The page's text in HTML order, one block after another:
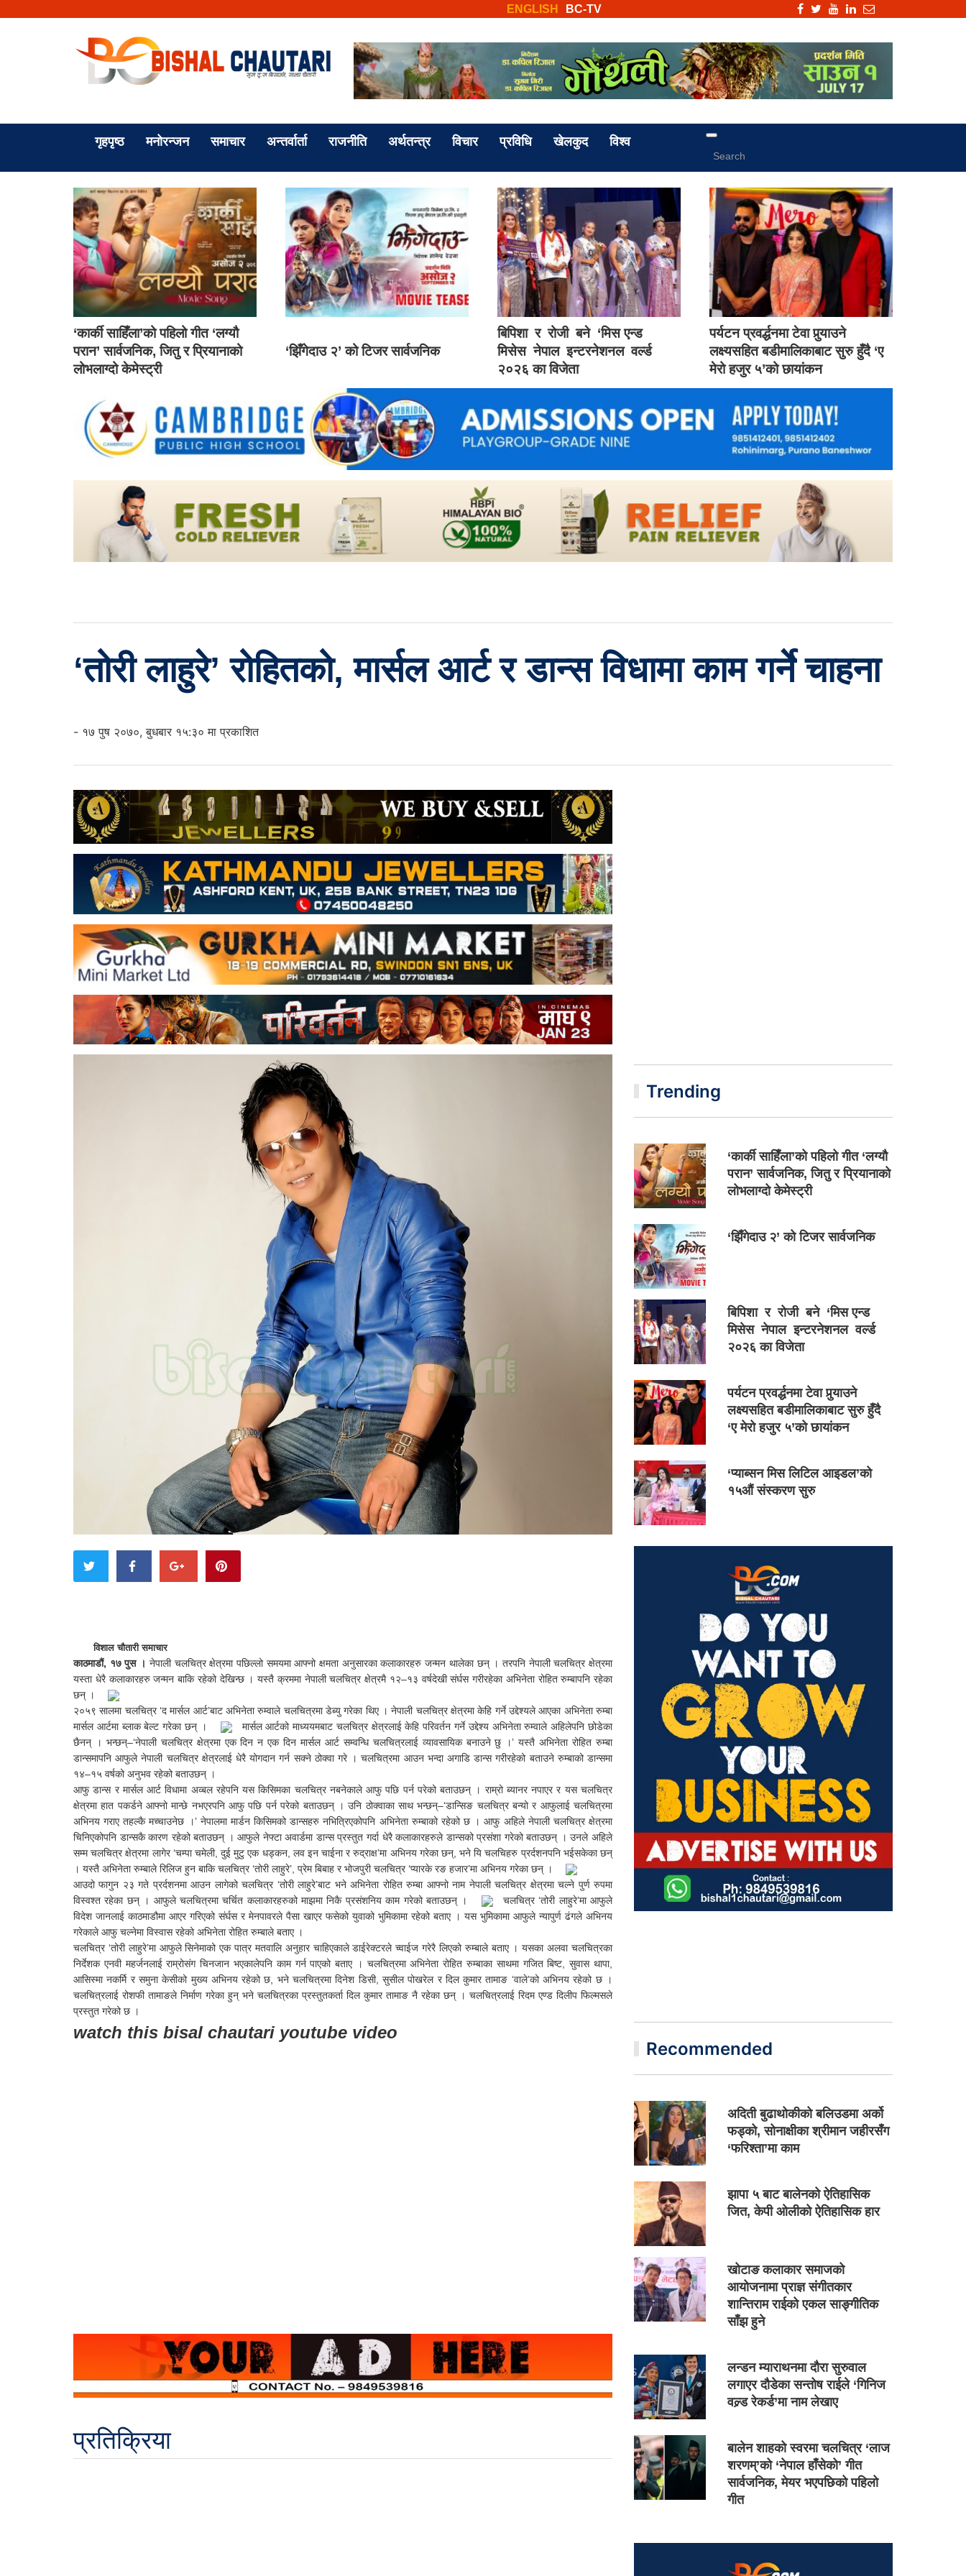
BC-TV
ENGLISH
गृहपृष्ठ मनोरन्जन समाचार अन्तर्वार्ता राजनीति अर्थतन्त्र विचार प्रविधि खेलकुद विश्व
‘कार्की साहिँला’को पहिलो गीत ‘लग्यौ
परान’ सार्वजनिक, जितु र प्रियानाको
लोभलाग्दो केमेस्ट्री
‘झिँगेदाउ २’ को टिजर सार्वजनिक
बिपिशा र रोजी बने ‘मिस एन्ड
मिसेस नेपाल इन्टरनेशनल वर्ल्ड
२०२६ का विजेता
पर्यटन प्रवर्द्धनमा टेवा पुर्‍याउने
लक्ष्यसहित बडीमालिकाबाट सुरु हुँदै ‘ए
मेरो हजुर ५’को छायांकन
‘तोरी लाहुरे’ रोहितको, मार्सल आर्ट र डान्स विधामा काम गर्ने चाहना
- १७ पुष २०७०, बुधबार १५:३० मा प्रकाशित
विशाल चौतारी समाचार
काठमाडौं, १७ पुस । नेपाली चलचित्र क्षेत्रमा पछिल्लो समयमा आफ्नो क्षमता अनुसारका कलाकारहरु जन्मन थालेका छन् । तरपनि नेपाली चलचित्र क्षेत्रमा
यस्ता धेरै कलाकारहरु जन्मन बाकि रहेको देखिन्छ । यस्तै क्रममा नेपाली चलचित्र क्षेत्रमै १२–१३ वर्षदेखी संर्घस गरीरहेका अभिनेता रोहित रुम्बापनि रहेका
छन् ।
२०५९ सालमा चलचित्र ‘द मार्सल आर्ट’बाट अभिनेता रुम्वाले चलचित्रमा डेब्यु गरेका थिए । नेपाली चलचित्र क्षेत्रमा केहि गर्ने उद्देश्यले आएका अभिनेता रुम्बा
मार्सल आर्टमा ब्लाक बेल्ट गरेका छन् ।
मार्सल आर्टको माध्ययमबाट चलचित्र क्षेत्रलाई केहि परिवर्तन गर्ने उद्देश्य अभिनेता रुम्वाले अहिलेपनि छोडेका
छैनन् । भन्छन्–‘नेपाली चलचित्र क्षेत्रमा एक दिन न एक दिन मार्सल आर्ट सम्वन्धि चलचित्रलाई व्यावसायिक बनाउने छु ।’ यस्तै अभिनेता रोहित रुम्बा
डान्समापनि आफुले नेपाली चलचित्र क्षेत्रलाई धेरै योगदान गर्न सक्ने ठोक्वा गरे । चलचित्रमा आउन भन्दा अगाडि डान्स गरीरहेको बताउने रुम्बाको डान्समा
१४–१५ वर्षको अनुभव रहेको बताउछन् ।
आफु डान्स र मार्सल आर्ट विधामा अव्बल रहेपनि यस किसिमका चलचित्र नबनेकाले आफु पछि पर्न परेको बताउछन् । राम्रो ब्यानर नपाएर र यस चलचित्र
क्षेत्रमा हात पकर्डने आफ्नो मान्छे नभएरपनि आफु पछि पर्न परेको बताउछन् । उनि ठोक्वाका साथ भन्छन्–‘डान्सिङ चलचित्र बन्यो र आफुलाई चलचित्रमा
अभिनय गराए तहल्कै मच्चाउनेछ ।’ नेपालमा मार्डन किसिमको डान्सहरु नभित्रिएकोपनि अभिनेता रुम्बाको रहेको छ । आफु अहिले नेपाली चलचित्र क्षेत्रमा
चिनिएकोपनि डान्सकै कारण रहेको बताउछन् । आफुले नेफ्टा अवार्डमा डान्स प्रस्तुत गर्दा धेरै कलाकारहरुले डान्सको प्रसंशा गरेको बताउछन् । उनले अहिले
सम्म चलचित्र क्षेत्रमा लागेर ‘चम्पा चमेली, दुई मुटु एक धड्कन, लव इन चाईना र रुद्राक्ष’मा अभिनय गरेका छन्, भने यि चलचिहरु प्रर्दशनपनि भईसकेका छन्
। यस्तै अभिनेता रुम्बाले रिलिज हुन बाकि चलचित्र ‘तोरी लाहुरे’, प्रेम बिबाह र भोजपुरी चलचित्र ‘प्यारके रङ हजार’मा अभिनय गरेका छन् ।
आउदो फागुन २३ गते प्रर्दशनमा आउन लागेको चलचित्र ‘तोरी लाहुरे’बाट भने अभिनेता रोहित रुम्बा आफ्नो नाम नेपाली चलचित्र क्षेत्रमा चल्ने पुर्ण रुपमा
विस्वश्त रहेका छन् । आफुले चलचित्रमा चर्चित कलाकारहरुको माझमा निकै प्रसंशनिय काम गरेको बताउछन् ।
चलचित्र ‘तोरी लाहुरे’मा आफुले
विदेश जानलाई काठमाडौमा आएर गरिएको संर्घस र मेनपावरले पैसा खाएर फसेको युवाको भुमिकामा रहेको बताए । यस भुमिकामा आफुले न्यापुर्ण ढंगले अभिनय
गरेकाले आफु चल्नेमा विस्वास रहेको अभिनेता रोहित रुम्बाले बताए ।
चलचित्र ‘तोरी लाहुरे’मा आफुले सिनेमाको एक पात्र मतवालि अनुहार चाहिएकाले डाईरेक्टरले च्वाईज गरेरै लिएको रुम्बाले बताए । यसका अलवा चलचित्रका
निर्देशक एनवी महर्जनलाई राम्रोसंग चिनजान भएकालेपनि काम गर्न पाएको बताए । चलचित्रमा अभिनेता रोहित रुम्बाका साथमा गजित बिष्ट, सुवास थापा,
आसिस्मा नकर्मि र समुना केसीको मुख्य अभिनय रहेको छ, भने चलचित्रमा दिनेश डिसी, सुसील पोखरेल र दिल कुमार तामाङ ‘वाले’को अभिनय रहेको छ ।
चलचित्रलाई रोशफी तामाङले निर्माण गरेका हुन् भने चलचित्रका प्रस्तुतकर्ता दिल कुमार तामाङ नै रहेका छन् । चलचित्रलाई रिदम एण्ड दिलीप फिल्मसले
प्रस्तुत गरेको छ ।
watch this bisal chautari youtube video
प्रतिक्रिया
Trending
‘कार्की साहिँला’को पहिलो गीत ‘लग्यौ
परान’ सार्वजनिक, जितु र प्रियानाको
लोभलाग्दो केमेस्ट्री
‘झिँगेदाउ २’ को टिजर सार्वजनिक
बिपिशा र रोजी बने ‘मिस एन्ड
मिसेस नेपाल इन्टरनेशनल वर्ल्ड
२०२६ का विजेता
पर्यटन प्रवर्द्धनमा टेवा पुर्‍याउने
लक्ष्यसहित बडीमालिकाबाट सुरु हुँदै
‘ए मेरो हजुर ५’को छायांकन
‘प्याब्सन मिस लिटिल आइडल’को
१५औं संस्करण सुरु
Recommended
अदिती बुढाथोकीको बलिउडमा अर्को
फड्को, सोनाक्षीका श्रीमान जहीरसँग
‘फरिश्ता’मा काम
झापा ५ बाट बालेनको ऐतिहासिक
जित, केपी ओलीको ऐतिहासिक हार
खोटाङ कलाकार समाजको
आयोजनामा प्राज्ञ संगीतकार
शान्तिराम राईको एकल साङ्गीतिक
साँझ हुने
लन्डन म्याराथनमा दौरा सुरुवाल
लगाएर दौडेका सन्तोष राईले ‘गिनिज
वल्र्ड रेकर्ड’मा नाम लेखाए
बालेन शाहको स्वरमा चलचित्र ‘लाज
शरणम्’को ‘नेपाल हाँसेको’ गीत
सार्वजनिक, मेयर भएपछिको पहिलो
गीत